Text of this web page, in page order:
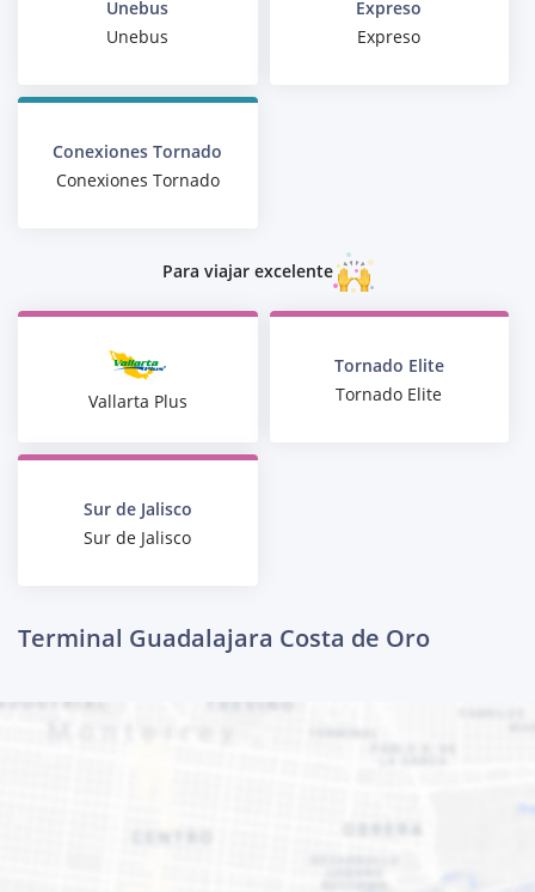
Unebus
Unebus
Expreso
Expreso
Conexiones Tornado
Conexiones Tornado
Para viajar excelente
Vallarta Plus
Tornado Elite
Tornado Elite
Sur de Jalisco
Sur de Jalisco
Terminal Guadalajara Costa de Oro